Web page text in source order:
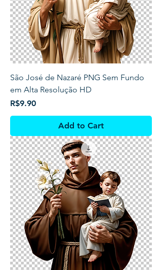
São José de Nazaré PNG Sem Fundo
em Alta Resolução HD
Price
R$9.90
Add to Cart